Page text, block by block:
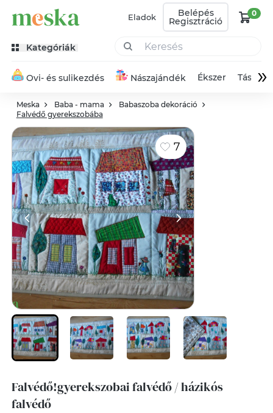
Eladok Belépés
Regisztráció
0
Kategóriák
Ovi- és sulikezdés Nászajándék Ékszer Táska»
Meska Baba - mama
Babaszoba dekoráció
Falvédő gyerekszobába
7
Falvédő!gyerekszobai falvédő / házikós
falvédő